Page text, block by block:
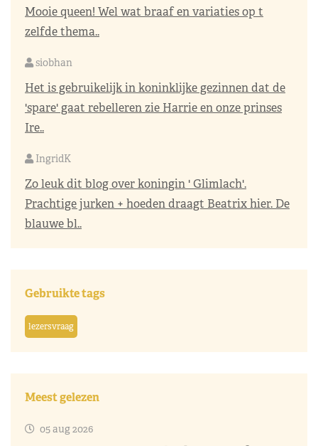
Mooie queen! Wel wat braaf en variaties op t
zelfde thema..
siobhan
Het is gebruikelijk in koninklijke gezinnen dat de
'spare' gaat rebelleren zie Harrie en onze prinses
Ire..
IngridK
Zo leuk dit blog over koningin ' Glimlach'.
Prachtige jurken + hoeden draagt Beatrix hier. De
blauwe bl..
Gebruikte tags
lezersvraag
Meest gelezen
05 aug 2026